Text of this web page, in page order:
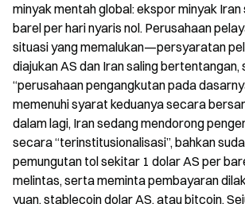
minyak mentah global: ekspor minyak
barel per hari nyaris nol. Perusahaan
situasi yang memalukan—persyaratan
diajukan AS dan Iran saling bertentangan,
“perusahaan pengangkutan pada
memenuhi syarat keduanya secara
dalam lagi, Iran sedang mendorong
secara “terinstitusionalisasi”, bahkan
pemungutan tol sekitar 1 dolar AS per
melintas, serta meminta pembayaran
yuan, stablecoin dolar AS, atau bitcoin.